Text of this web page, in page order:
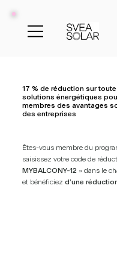
17 % de réduction sur
solutions énergétiques
membres des avantages
des entreprises
Êtes-vous membre du
saisissez votre code de
MYBALCONY-12 » dans le
et bénéficiez d’une